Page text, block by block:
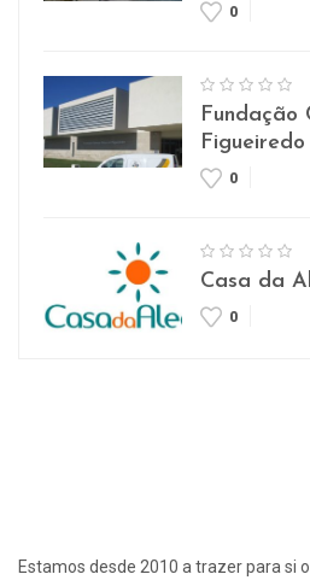
0
Fundação
Figueiredo
0
Casa da
0
Estamos desde 2010 a trazer para si